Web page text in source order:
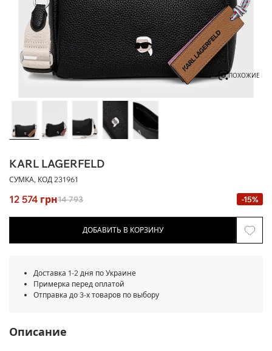
ПОХОЖИЕ
KARL LAGERFELD
СУМКА, КОД 231961
12 574 грн14 793 -15%
ДОБАВИТЬ В КОРЗИНУ
Доставка 1-2 дня по Украине
Примерка перед оплатой
Отправка до 3-х товаров по выбору
Описание